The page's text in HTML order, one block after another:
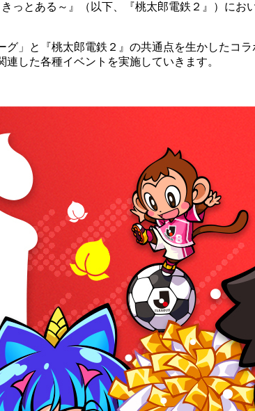
っとある～』（以下、『桃太郎電鉄２』）に
」と『桃太郎電鉄２』の共通点を生かしたコ
した各種イベントを実施していきます。